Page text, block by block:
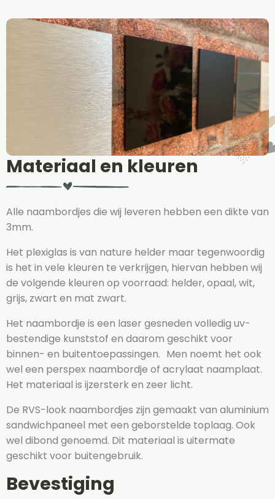
Materiaal en kleuren
Alle naambordjes die wij leveren hebben een dikte van
3mm.
Het plexiglas is van nature helder maar tegenwoordig
is het in vele kleuren te verkrijgen, hiervan hebben wij
de volgende kleuren op voorraad: helder, opaal, wit,
grijs, zwart en mat zwart.
Het naambordje is een laser gesneden volledig uv-
bestendige kunststof en daarom geschikt voor
binnen- en buitentoepassingen. Men noemt het ook
wel een perspex naambordje of acrylaat naamplaat.
Het materiaal is ijzersterk en zeer licht.
De RVS-look naambordjes zijn gemaakt van aluminium
sandwichpaneel met een geborstelde toplaag. Ook
wel dibond genoemd. Dit materiaal is uitermate
geschikt voor buitengebruik.
Bevestiging